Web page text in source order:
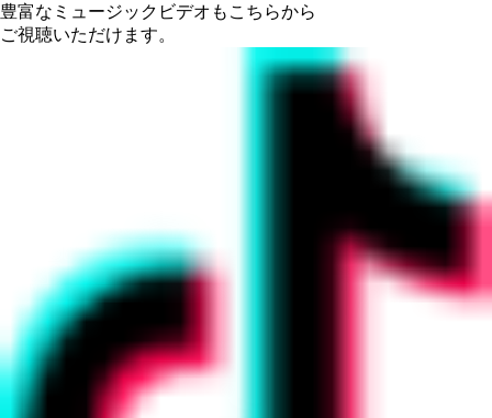
豊富なミュージックビデオもこちらから
ご視聴いただけます。